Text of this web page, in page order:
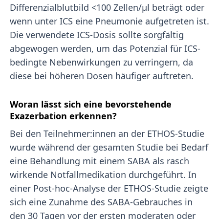
Differenzialblutbild <100 Zellen/μl beträgt oder
wenn unter ICS eine Pneumonie aufgetreten ist.
Die verwendete ICS-Dosis sollte sorgfältig
abgewogen werden, um das Potenzial für ICS-
bedingte Nebenwirkungen zu verringern, da
diese bei höheren Dosen häufiger auftreten.
Woran lässt sich eine bevorstehende
Exazerbation erkennen?
Bei den Teilnehmer:innen an der ETHOS-Studie
wurde während der gesamten Studie bei Bedarf
eine Behandlung mit einem SABA als rasch
wirkende Notfallmedikation durchgeführt. In
einer Post-hoc-Analyse der ETHOS-Studie zeigte
sich eine Zunahme des SABA-Gebrauches in
den 30 Tagen vor der ersten moderaten oder